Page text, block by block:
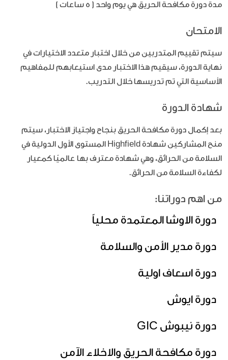
مدة دورة مكافحة الحريق هي يوم واحد ( 5 ساعات )
الامتحان
سيتم تقييم المتدربين من خلال اختبار متعدد الاختيارات في
نهاية الدورة، سيقيم هذا الاختبار مدى استيعابهم للمفاهيم
الأساسية التي تم تدريسها خلال التدريب.
شهادة الدورة
بعد إكمال دورة مكافحة الحريق بنجاح واجتياز الاختبار، سيتم
منح المشاركين شهادة Highfield المستوى الأول الدولية في
السلامة من الحرائق، وهي شهادة معترف بها عالميًا كمعيار
لكفاءة السلامة من الحرائق.
من اهم دوراتنا:
دورة الاوشا المعتمدة محلياً
دورة مدير الأمن والسلامة
دورة اسعاف اولية
دورة ايوش
دورة نيبوش GIC
دورة مكافحة الحريق والاخلاء الآمن